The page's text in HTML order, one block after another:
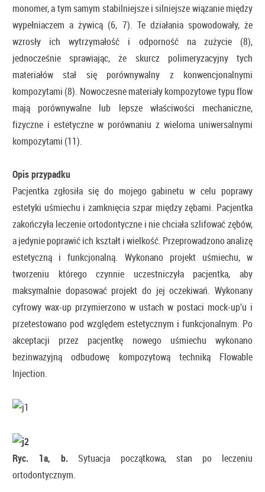
monomer, a tym samym stabilniejsze i silniejsze wiązanie między
wypełniaczem a żywicą (6, 7). Te działania spowodowały, że
wzrosły ich wytrzymałość i odporność na zużycie (8),
jednocześnie sprawiając, że skurcz polimeryzacyjny tych
materiałów stał się porównywalny z konwencjonalnymi
kompozytami (8). Nowoczesne materiały kompozytowe typu flow
mają porównywalne lub lepsze właściwości mechaniczne,
fizyczne i estetyczne w porównaniu z wieloma uniwersalnymi
kompozytami (11).
Opis przypadku
Pacjentka zgłosiła się do mojego gabinetu w celu poprawy
estetyki uśmiechu i zamknięcia szpar między zębami. Pacjentka
zakończyła leczenie ortodontyczne i nie chciała szlifować zębów,
a jedynie poprawić ich kształt i wielkość. Przeprowadzono analizę
estetyczną i funkcjonalną. Wykonano projekt uśmiechu, w
tworzeniu którego czynnie uczestniczyła pacjentka, aby
maksymalnie dopasować projekt do jej oczekiwań. Wykonany
cyfrowy wax-up przymierzono w ustach w postaci mock-up’u i
przetestowano pod względem estetycznym i funkcjonalnym. Po
akceptacji przez pacjentkę nowego uśmiechu wykonano
bezinwazyjną odbudowę kompozytową techniką Flowable
Injection.
Ryc. 1a, b. Sytuacja początkowa, stan po leczeniu
ortodontycznym.